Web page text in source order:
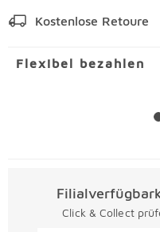
Kostenlose Retoure
Flexibel bezahlen
Click & Collect